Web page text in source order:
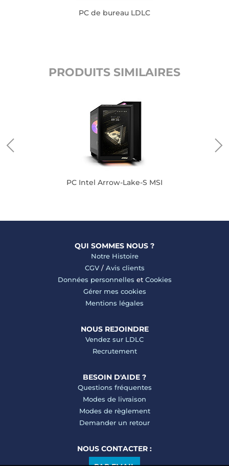
PC de bureau LDLC
PRODUITS SIMILAIRES
PC Intel Arrow-Lake-S MSI
QUI SOMMES NOUS ?
Notre Histoire
CGV/ Avis clients
Données personnelles et Cookies
Gérer mes cookies
Mentions légales
NOUS REJOINDRE
Vendez sur LDLC
Recrutement
BESOIN D'AIDE ?
Questions fréquentes
Modes de livraison
Modes de règlement
Demander un retour
NOUS CONTACTER :